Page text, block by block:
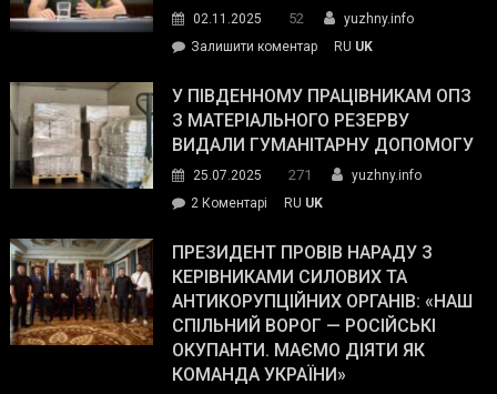
02.11.2025 52
yuzhny.info
Залишити коментарon
завойовує
симпатії
виборців
The
Street
Journal.
RU UK
У ПІВДЕННОМУ ПРАЦІВНИКАМ ОПЗ
З МАТЕРІАЛЬНОГО РЕЗЕРВУ
ВИДАЛИ ГУМАНІТАРНУ ДОПОМОГУ
25.07.2025 271
yuzhny.info
2 Коментарі
Південному
працівникам
ОПЗ
з
матеріального
резерву
RU UK
ПРЕЗИДЕНТ ПРОВІВ НАРАДУ З
КЕРІВНИКАМИ СИЛОВИХ ТА
АНТИКОРУПЦІЙНИХ ОРГАНІВ: «НАШ
СПІЛЬНИЙ ВОРОГ — РОСІЙСЬКІ
ОКУПАНТИ. МАЄМО ДІЯТИ ЯК
КОМАНДА УКРАЇНИ»